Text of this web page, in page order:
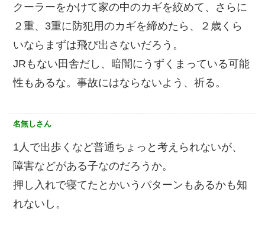
クーラーをかけて家の中のカギを絞めて、さらに
２重、3重に防犯用のカギを締めたら、２歳くら
いならまずは飛び出さないだろう。
JRもない田舎だし、暗闇にうずくまっている可能
性もあるな。事故にはならないよう、祈る。
名無しさん
1人で出歩くなど普通ちょっと考えられないが、
障害などがある子なのだろうか。
押し入れで寝てたとかいうパターンもあるかも知
れないし。